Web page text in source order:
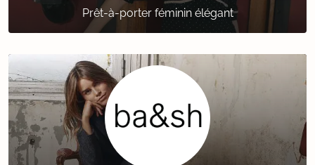
Prêt-à-porter féminin élégant